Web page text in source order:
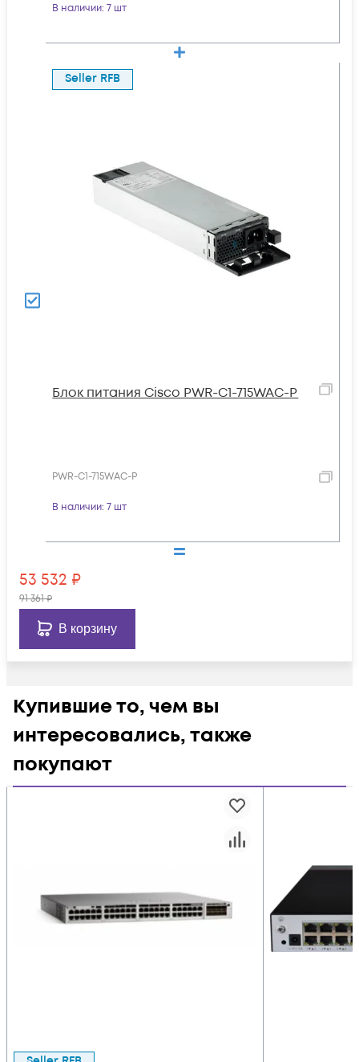
В наличии: 7 шт
Seller RFB
Блок питания Cisco PWR-C1-715WAC-P
PWR-C1-715WAC-P
В наличии: 7 шт
53 532 ₽
91 361₽
В корзину
Купившие то, чем вы
интересовались, также
покупают